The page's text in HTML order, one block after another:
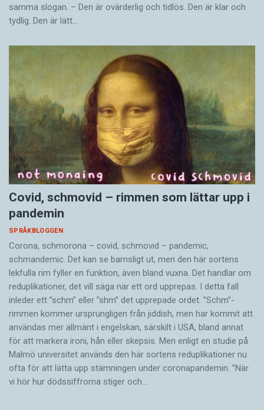
samma slogan. – Den är ovärderlig och tidlös. Den är klar och
tydlig. Den är lätt…
Covid, schmovid – rimmen som lättar upp i
pandemin
SPRÅKBLOGGEN
Corona, schmorona – covid, schmovid – pandemic,
schmandemic. Det kan se barnsligt ut, men den här sortens
lekfulla rim fyller en funktion, även bland vuxna. Det handlar om
reduplikationer, det vill säga när ett ord upprepas. I detta fall
inleder ett ”schm” eller ”shm” det upprepade ordet. ”Schm”-
rimmen kommer ursprungligen från jiddish, men har kommit att
användas mer allmänt i engelskan, särskilt i USA, bland annat
för att markera ironi, hån eller skepsis. Men enligt en studie på
Malmö universitet används den här sortens reduplikationer nu
ofta för att lätta upp stämningen under coronapandemin. ”När
vi hör hur dödssiffrorna stiger och…